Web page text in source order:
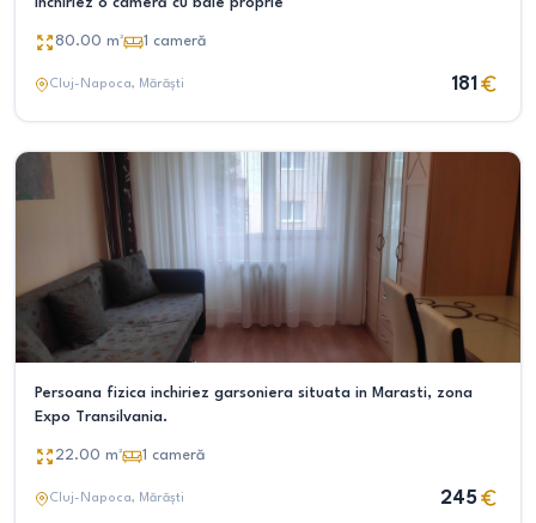
80.00 m² 1 cameră
Cluj-Napoca, Mărăști 181
Persoana fizica inchiriez garsoniera situata in Marasti, zona
Expo Transilvania.
22.00 m² 1 cameră
Cluj-Napoca, Mărăști 245